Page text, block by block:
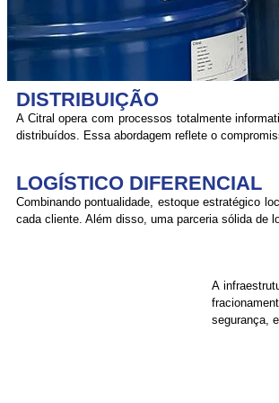
DISTRIBUIÇÃO
A Citral opera com processos totalmente
distribuídos. Essa abordagem reflete o
LOGÍSTICO DIFERENCIAL
Combinando pontualidade, estoque estratégico
cada cliente. Além disso, uma parceria sólida de
A
segurança,